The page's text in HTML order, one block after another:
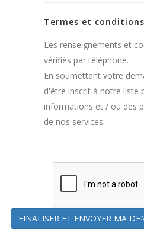
Termes et conditions
Les renseignements et
vérifiés par téléphone.
En soumettant votre
d'être inscrit à notre liste
informations et / ou des
de nos services.
FINALISER ET ENVOYER MA